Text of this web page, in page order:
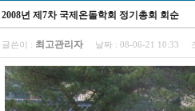
2008년 제7차 국제온돌학회 정기총회 회순
글쓴이 : 최고관리자 날짜 : 08-06-21 10:33